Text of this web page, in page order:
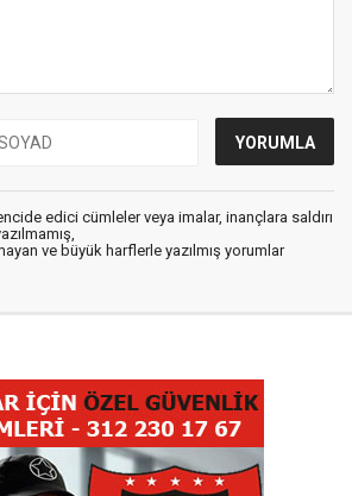
edici cümleler veya imalar, inançlara saldırı
ve büyük harflerle yazılmış yorumlar